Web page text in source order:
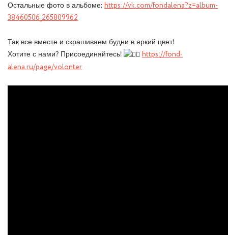
Остальные фото в альбоме: https://vk.com/fondalena?z=album-
38460506_265809962
Так все вместе и скрашиваем будни в яркий цвет!
Хотите с нами? Присоединяйтесь!
https://fond-
alena.ru/page/volonter